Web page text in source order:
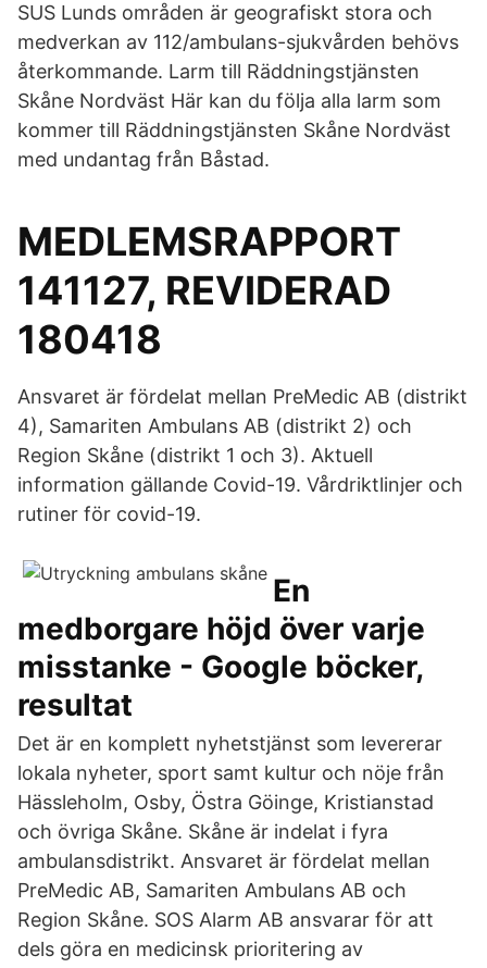
SUS Lunds områden är geografiskt stora och
medverkan av 112/ambulans-sjukvården behövs
återkommande. Larm till Räddningstjänsten
Skåne Nordväst Här kan du följa alla larm som
kommer till Räddningstjänsten Skåne Nordväst
med undantag från Båstad.
MEDLEMSRAPPORT
141127, REVIDERAD
180418
Ansvaret är fördelat mellan PreMedic AB (distrikt
4), Samariten Ambulans AB (distrikt 2) och
Region Skåne (distrikt 1 och 3). Aktuell
information gällande Covid-19. Vårdriktlinjer och
rutiner för covid-19.
En
medborgare höjd över varje
misstanke - Google böcker,
resultat
Det är en komplett nyhetstjänst som levererar
lokala nyheter, sport samt kultur och nöje från
Hässleholm, Osby, Östra Göinge, Kristianstad
och övriga Skåne. Skåne är indelat i fyra
ambulansdistrikt. Ansvaret är fördelat mellan
PreMedic AB, Samariten Ambulans AB och
Region Skåne. SOS Alarm AB ansvarar för att
dels göra en medicinsk prioritering av